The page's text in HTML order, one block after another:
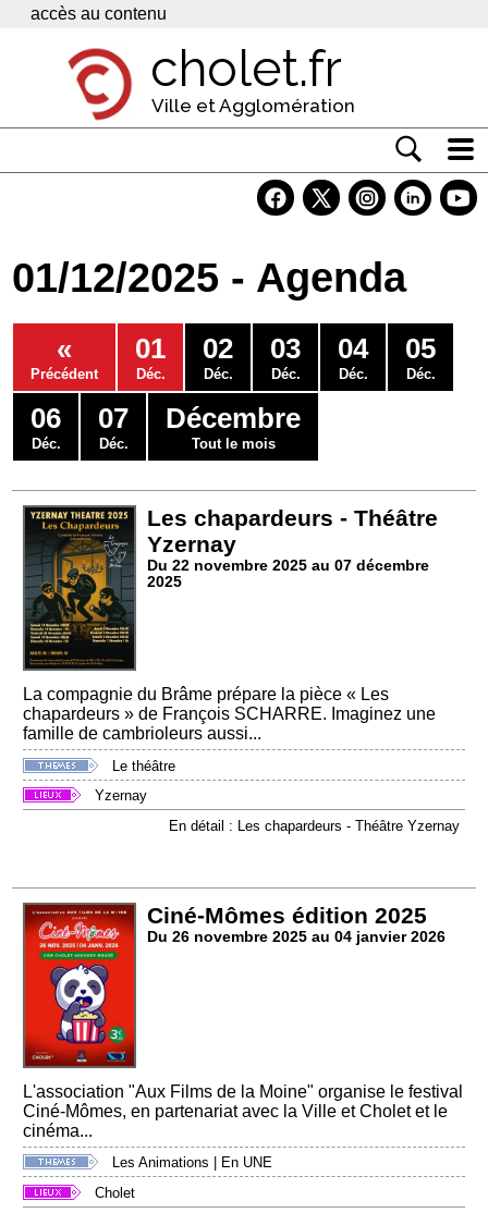
Panneau de gestion des cookies
accès au contenu
cholet.fr
Ville et Agglomération
Economie
Services
Contacts
01/12/2025 - Agenda
«
Précédent
01
Déc.
02
Déc.
03
Déc.
04
Déc.
05
Déc.
06
Déc.
07
Déc.
Décembre
Tout le mois
Les chapardeurs - Théâtre
Yzernay
Du 22 novembre 2025 au 07 décembre
2025
La compagnie du Brâme prépare la pièce « Les
chapardeurs » de François SCHARRE. Imaginez une
famille de cambrioleurs aussi...
Le théâtre
Yzernay
En détail : Les chapardeurs - Théâtre Yzernay
Ciné-Mômes édition 2025
Du 26 novembre 2025 au 04 janvier 2026
L'association "Aux Films de la Moine" organise le festival
Ciné-Mômes, en partenariat avec la Ville et Cholet et le
cinéma...
Les Animations
En UNE
Cholet